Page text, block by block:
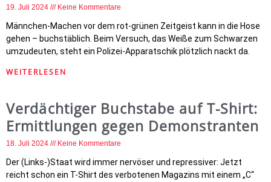
19. Juli 2024 Keine Kommentare
Männchen-Machen vor dem rot-grünen Zeitgeist kann in die Hose
gehen – buchstäblich. Beim Versuch, das Weiße zum Schwarzen
umzudeuten, steht ein Polizei-Apparatschik plötzlich nackt da.
WEITERLESEN
Verdächtiger Buchstabe auf T-Shirt:
Ermittlungen gegen Demonstranten
18. Juli 2024 Keine Kommentare
Der (Links-)Staat wird immer nervöser und repressiver: Jetzt
reicht schon ein T-Shirt des verbotenen Magazins mit einem „C“